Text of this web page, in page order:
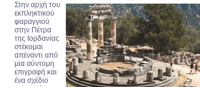
Στην αρχή του
εκπληκτικού
φαραγγιού
στην Πέτρα
της Ιορδανίας
στέκομαι
απέναντι από
μια σύντομη
επιγραφή και
ένα σχέδιο